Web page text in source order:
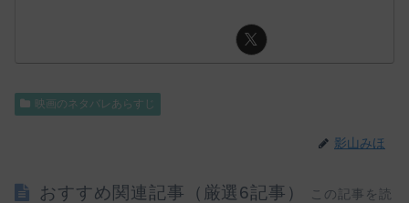
映画のネタバレあらすじ
影山みほ
おすすめ関連記事（厳選6記事）
この記事を読